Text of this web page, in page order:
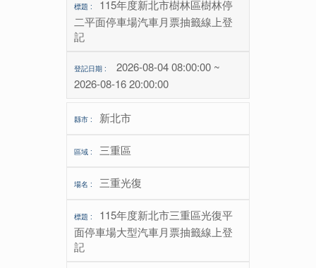
115年度新北市樹林區樹林停
二平面停車場汽車月票抽籤線上登
記
2026-08-16 20:00:00
新北市
三重區
三重光復
115年度新北市三重區光復平
面停車場大型汽車月票抽籤線上登
記